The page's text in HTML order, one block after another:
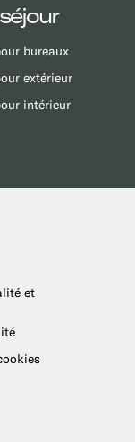
bureaux
extérieur
intérieur
et